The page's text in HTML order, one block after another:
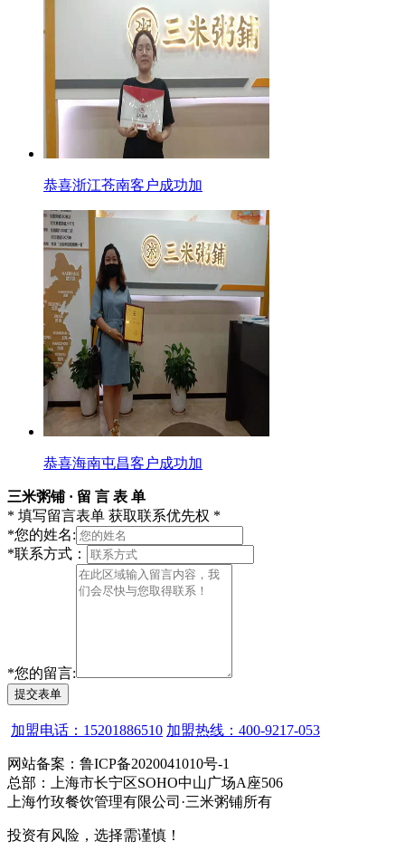
恭喜浙江苍南客户成功加
恭喜海南屯昌客户成功加
三米粥铺 · 留 言 表 单
* 填写留言表单 获取联系优先权 *
*您的姓名:
*联系方式：
*您的留言:
提交表单
加盟电话：15201886510 加盟热线：400-9217-053
网站备案：鲁ICP备2020041010号-1
总部：上海市长宁区SOHO中山广场A座506
上海竹玫餐饮管理有限公司·三米粥铺所有
投资有风险，选择需谨慎！